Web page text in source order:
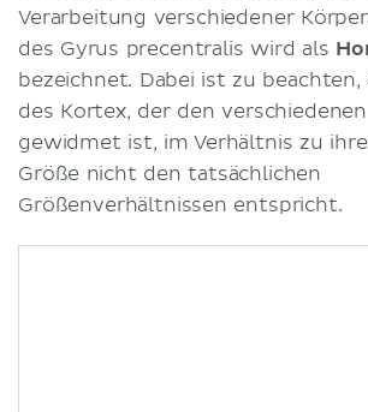
Verarbeitung verschiedener
des Gyrus precentralis wird als
bezeichnet. Dabei ist zu
des Kortex, der den
gewidmet ist, im Verhältnis zu
Größe nicht den tatsächlichen
Größenverhältnissen entspricht.